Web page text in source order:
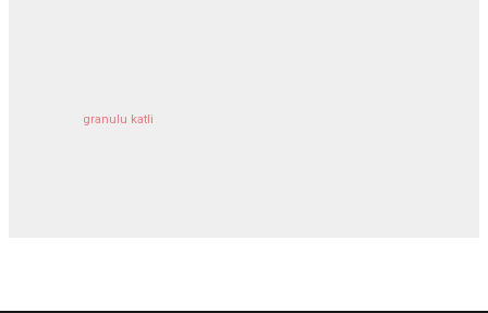
granulu katli